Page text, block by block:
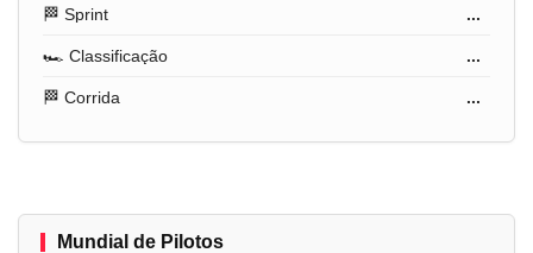
🏁 Sprint ...
🏎️ Classificação ...
🏁 Corrida ...
Mundial de Pilotos